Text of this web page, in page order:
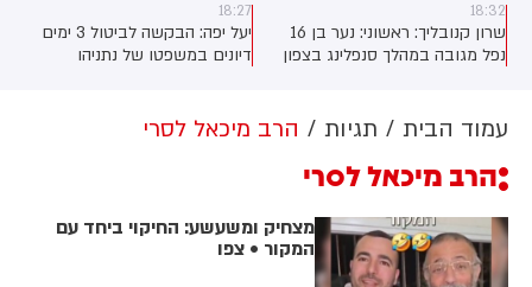
18:32
שרון קנובליך: ראשוני: נער בן 16
נפל מגובה במהלך סנפלינג בצפון
18:27
יעל יפה: הבקשה לביטול 3 ימים
דיונים במשפטו של נתניהו
עמוד הבית תגיות הרב מיכאל לסרי
הרב מיכאל לסרי
מצחיק ומשעשע: החיקוי ביחד עם
המקור • צפו